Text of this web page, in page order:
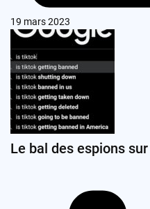
19 mars 2023
Le bal des espions